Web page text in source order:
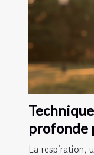
profonde
et
La respiration,